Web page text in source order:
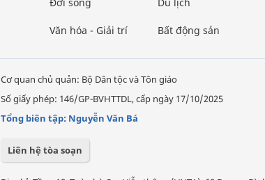
Văn hóa - Giải trí Bất động sản
Cơ quan chủ quản: Bộ Dân tộc và Tôn giáo
Số giấy phép: 146/GP-BVHTTDL, cấp ngày 17/10/2025
Tổng biên tập: Nguyễn Văn Bá
Liên hệ tòa soạn